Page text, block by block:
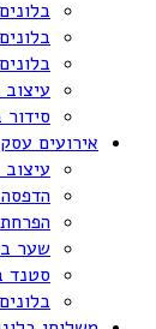
עיצוב
סידור
אירועים
עיצוב
שער
סטנד